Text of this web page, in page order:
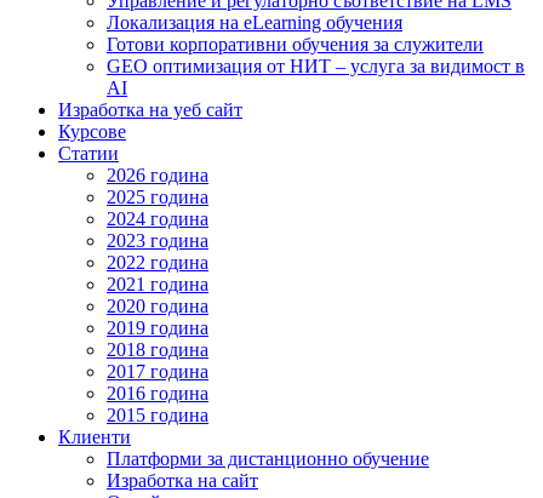
Локализация на eLearning обучения
Готови корпоративни обучения за служители
GEO оптимизация от НИТ – услуга за видимост в
AI
Изработка на уеб сайт
Курсове
Статии
2026 година
2025 година
2024 година
2023 година
2022 година
2021 година
2020 година
2019 година
2018 година
2017 година
2016 година
2015 година
Клиенти
Платформи за дистанционно обучение
Изработка на сайт